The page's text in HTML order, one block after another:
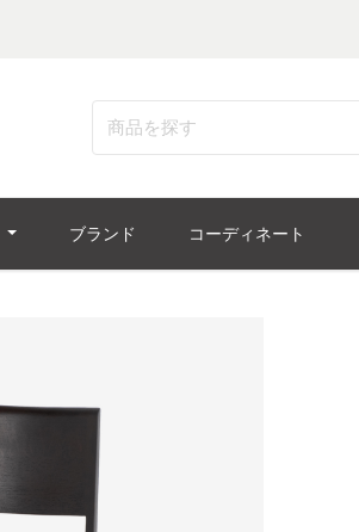
ブランド コーディネート